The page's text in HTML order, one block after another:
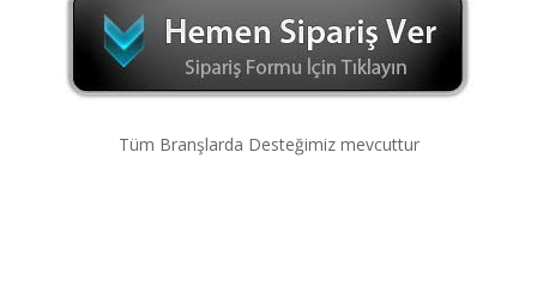
Tüm Branşlarda Desteğimiz mevcuttur